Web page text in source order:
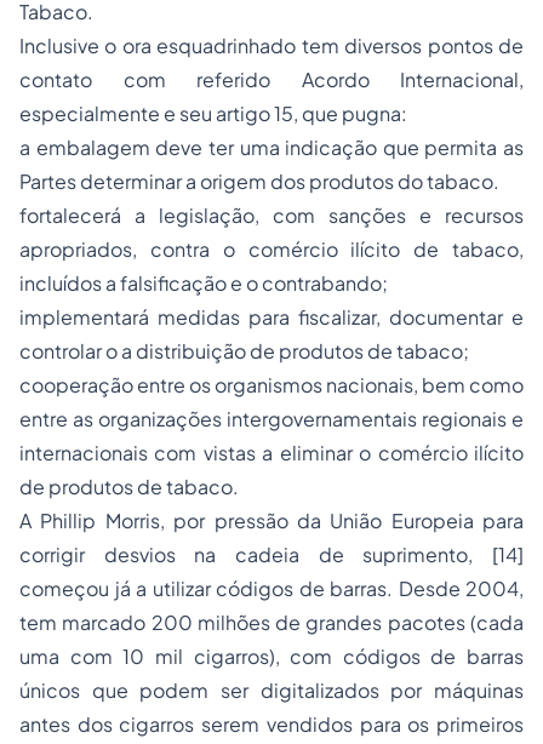
Tabaco.
Inclusive o ora esquadrinhado tem diversos pontos de
contato com referido Acordo Internacional,
especialmente e seu artigo 15, que pugna:
a embalagem deve ter uma indicação que permita as
Partes determinar a origem dos produtos do tabaco.
fortalecerá a legislação, com sanções e recursos
apropriados, contra o comércio ilícito de tabaco,
incluídos a falsificação e o contrabando;
implementará medidas para fiscalizar, documentar e
controlar o a distribuição de produtos de tabaco;
cooperação entre os organismos nacionais, bem como
entre as organizações intergovernamentais regionais e
internacionais com vistas a eliminar o comércio ilícito
de produtos de tabaco.
A Phillip Morris, por pressão da União Europeia para
corrigir desvios na cadeia de suprimento, [14]
começou já a utilizar códigos de barras. Desde 2004,
tem marcado 200 milhões de grandes pacotes (cada
uma com 10 mil cigarros), com códigos de barras
únicos que podem ser digitalizados por máquinas
antes dos cigarros serem vendidos para os primeiros